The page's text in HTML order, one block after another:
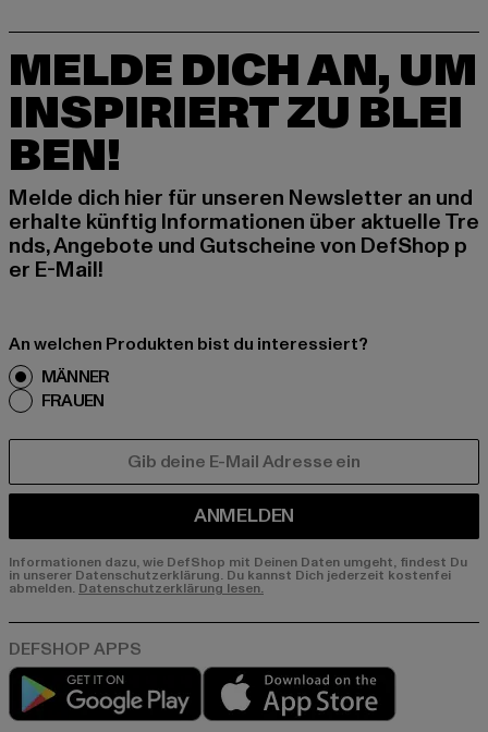
MELDE DICH AN, UM
INSPIRIERT ZU BLEI
BEN!
Melde dich hier für unseren Newsletter an und
erhalte künftig Informationen über aktuelle Tre
nds, Angebote und Gutscheine von DefShop p
er E-Mail!
An welchen Produkten bist du interessiert?
MÄNNER
FRAUEN
ANMELDEN
Informationen dazu, wie DefShop mit Deinen Daten umgeht, findest Du
in unserer Datenschutzerklärung. Du kannst Dich jederzeit kostenfei
abmelden. Datenschutzerklärung lesen.
Play market